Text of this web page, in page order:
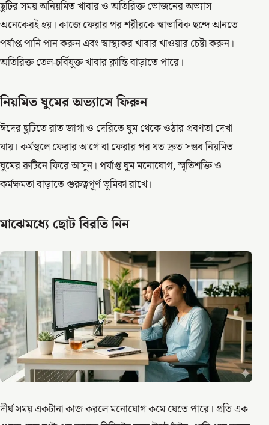
ছুটির সময় অনিয়মিত খাবার ও অতিরিক্ত ভোজনের অভ্যাস
অনেকেরই হয়। কাজে ফেরার পর শরীরকে স্বাভাবিক ছন্দে আনতে
পর্যাপ্ত পানি পান করুন এবং স্বাস্থ্যকর খাবার খাওয়ার চেষ্টা করুন।
অতিরিক্ত তেল-চর্বিযুক্ত খাবার ক্লান্তি বাড়াতে পারে।
নিয়মিত ঘুমের অভ্যাসে ফিরুন
ঈদের ছুটিতে রাত জাগা ও দেরিতে ঘুম থেকে ওঠার প্রবণতা দেখা
যায়। কর্মস্থলে ফেরার আগে বা ফেরার পর যত দ্রুত সম্ভব নিয়মিত
ঘুমের রুটিনে ফিরে আসুন। পর্যাপ্ত ঘুম মনোযোগ, স্মৃতিশক্তি ও
কর্মক্ষমতা বাড়াতে গুরুত্বপূর্ণ ভূমিকা রাখে।
মাঝেমধ্যে ছোট বিরতি নিন
দীর্ঘ সময় একটানা কাজ করলে মনোযোগ কমে যেতে পারে। প্রতি এক